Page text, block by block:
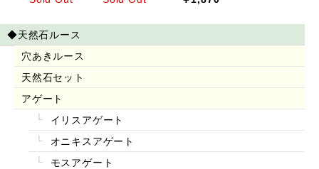
◆天然石ルース
穴あきルース
天然石セット
アゲート
イリスアゲート
オニキスアゲート
モスアゲート